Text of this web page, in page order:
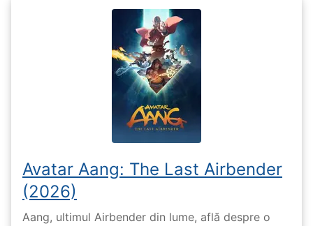
Avatar Aang: The Last Airbender
(2026)
Aang, ultimul Airbender din lume, află despre o